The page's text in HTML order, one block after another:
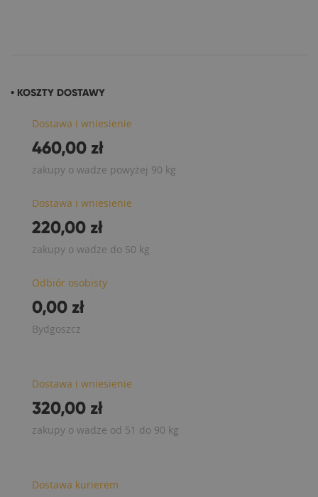
• KOSZTY DOSTAWY
Dostawa i wniesienie
460,00 zł
zakupy o wadze powyżej 90 kg
Dostawa i wniesienie
220,00 zł
zakupy o wadze do 50 kg
Odbiór osobisty
0,00 zł
Bydgoszcz
Dostawa i wniesienie
320,00 zł
zakupy o wadze od 51 do 90 kg
Dostawa kurierem